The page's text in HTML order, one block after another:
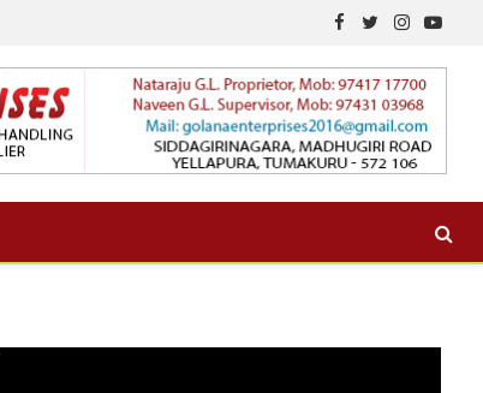
Facebook
TwitterInstagram